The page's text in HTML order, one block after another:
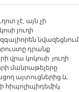
չէ, այն չի
յուղի
նվազեցնում
դրանք
վրա կոկոսի յուղի
մանրաթելերը
այտուցներից և
հիպոլիպիդեմիկ